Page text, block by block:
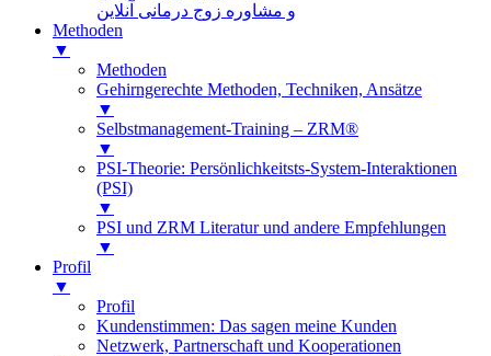
و مشاوره زوج درمانی آنلاین
Methoden
▼
Methoden
Gehirngerechte Methoden, Techniken, Ansätze
▼
Selbstmanagement-Training – ZRM®
▼
PSI-Theorie: Persönlichkeitsts-System-Interaktionen
(PSI)
▼
PSI und ZRM Literatur und andere Empfehlungen
▼
Profil
▼
Profil
Kundenstimmen: Das sagen meine Kunden
Netzwerk, Partnerschaft und Kooperationen